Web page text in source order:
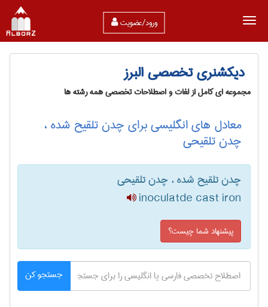
ورود/عضویت
دیکشنری تخصصی البرز
مجموعه ای کامل از لغات و اصطلاحات تخصصی همه رشته ها
معادل های انگلیسی برای چدن تلقیح شده ،
چدن تلقیحی
چدن تلقیح شده ، چدن تلقیحی
inoculatde cast iron
پیشنهاد شما چیست؟
جستجو کن